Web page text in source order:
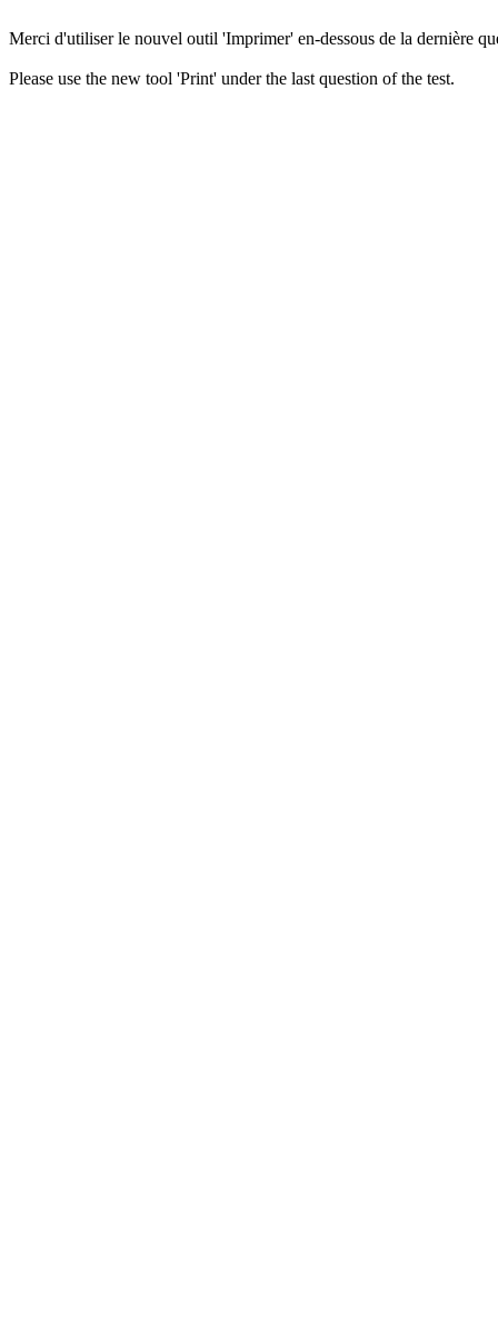
Merci d'utiliser le nouvel outil 'Imprimer' en-dessous de la dernière
Please use the new tool 'Print' under the last question of the test.